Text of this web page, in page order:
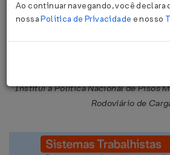
Lei Nº 13703 DE 08/
Publicado no DOU em 9
Institui a Política Nacional de Pisos
Rodoviário de
Ao continuar navegando, você declara
nossaPolítica de Privacidade e nosso